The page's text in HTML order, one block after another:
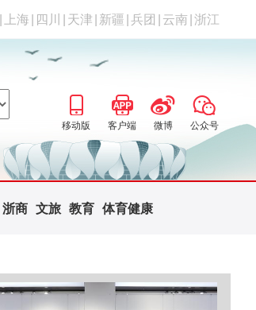
上海 四川 天津 新疆 兵团 云南 浙江
移动版 客户端 微博 公众号
浙商 文旅 教育 体育健康